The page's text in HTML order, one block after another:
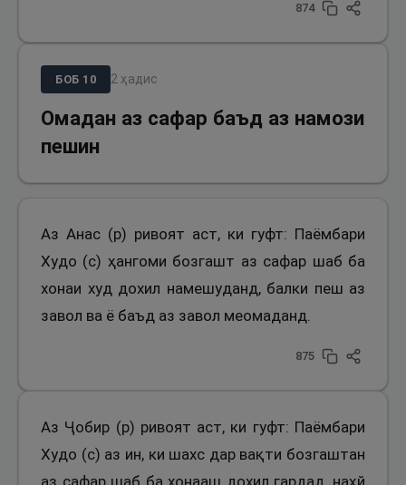
874
БОБ 10 2 ҳадис
Омадан аз сафар баъд аз намози
пешин
Аз Анас (р) ривоят аст, ки гуфт: Паёмбари
Худо (с) ҳангоми бозгашт аз сафар шаб ба
хонаи худ дохил намешуданд, балки пеш аз
завол ва ё баъд аз завол меомаданд.
875
Аз Ҷобир (р) ривоят аст, ки гуфт: Паёмбари
Худо (с) аз ин, ки шахс дар вақти бозгаштан
аз сафар шаб ба хонааш дохил гардад, наҳй